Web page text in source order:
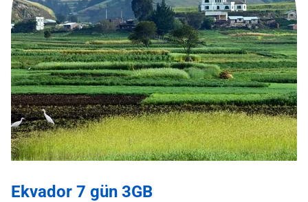
Ekvador 7 gün 3GB